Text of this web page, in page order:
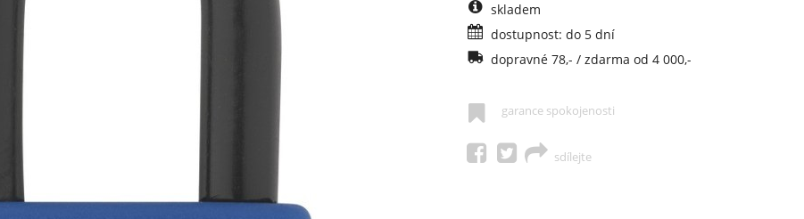
skladem
dostupnost: do 5 dní
dopravné 78,- / zdarma od 4 000,-
garance spokojenosti
sdílejte